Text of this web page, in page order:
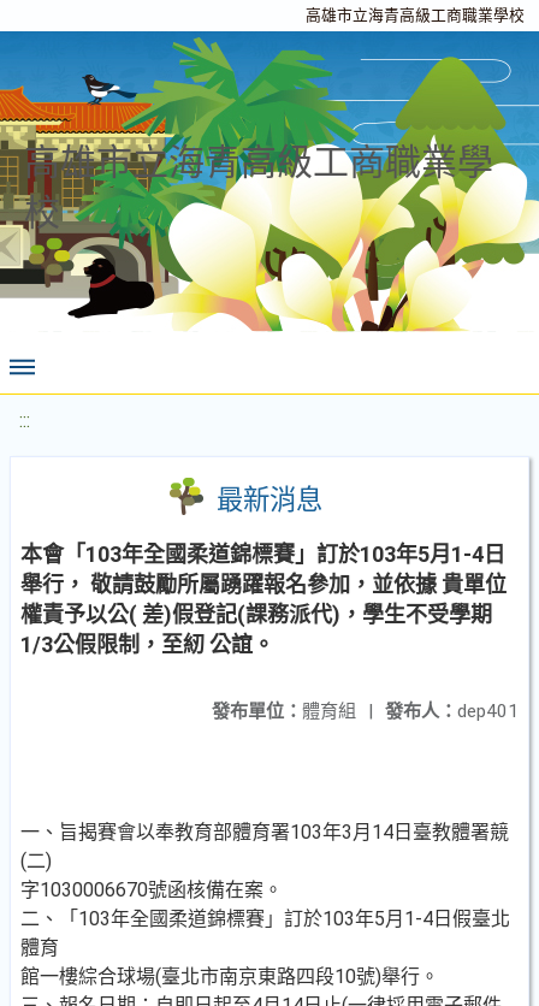
高雄市立海青高級工商職業學校
高雄市立海青高級工商職業學
校
:::
最新消息
本會「103年全國柔道錦標賽」訂於103年5月1-4日
舉行， 敬請鼓勵所屬踴躍報名參加，並依據 貴單位
權責予以公( 差)假登記(課務派代)，學生不受學期
1/3公假限制，至紉 公誼。
發布人： dep401
發布單位： 體育組 |
一、旨揭賽會以奉教育部體育署103年3月14日臺教體署競
(二)
字1030006670號函核備在案。
二、「103年全國柔道錦標賽」訂於103年5月1-4日假臺北
體育
館一樓綜合球場(臺北市南京東路四段10號)舉行。